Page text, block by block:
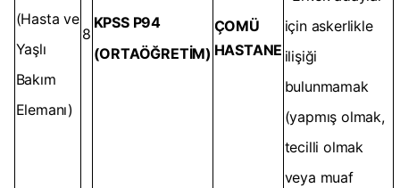
(Hasta ve
Yaşlı
Bakım
Elemanı)
8
KPSS P94
(ORTAÖĞRETİM)
ÇOMÜ
HASTANE
için askerlikle
ilişiği
bulunmamak
(yapmış olmak,
tecilli olmak
veya muaf